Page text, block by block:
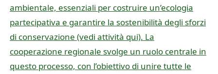
ambientale, essenziali per costruire un’ecologia
partecipativa e garantire la sostenibilità degli sforzi
di conservazione (vedi attività qui). La
cooperazione regionale svolge un ruolo centrale in
questo processo, con l’obiettivo di unire tutte le